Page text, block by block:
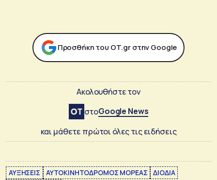
Προσθήκη του ΟΤ.gr στην Google
Ακολουθήστε τον
στοGoogle News
και μάθετε πρώτοι όλες τις ειδήσεις
ΑΥΞΗΣΕΙΣ ΑΥΤΟΚΙΝΗΤΟΔΡΟΜΟΣ ΜΟΡΕΑΣ
ΔΙΟΔΙΑ